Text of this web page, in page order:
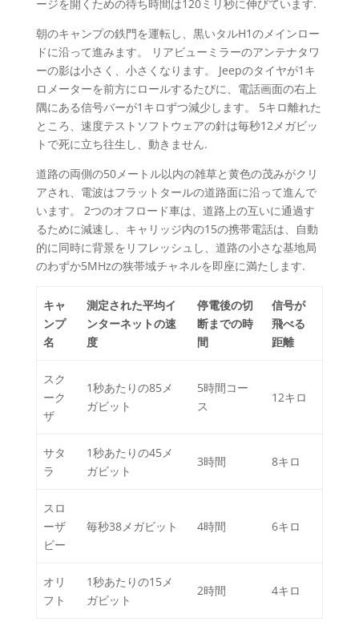
ージを開くための待ち時間は120ミリ秒に伸びています.
朝のキャンプの鉄門を運転し、黒いタルH1のメインロー
ドに沿って進みます。 リアビューミラーのアンテナタワ
ーの影は小さく、小さくなります。 Jeepのタイヤが1キ
ロメーターを前方にロールするたびに、電話画面の右上
隅にある信号バーが1キロずつ減少します。 5キロ離れた
ところ、速度テストソフトウェアの針は毎秒12メガビッ
トで死に立ち往生し、動きません.
道路の両側の50メートル以内の雑草と黄色の茂みがクリ
アされ、電波はフラットタールの道路面に沿って進んで
います。 2つのオフロード車は、道路上の互いに通過す
るために減速し、キャリッジ内の15の携帯電話は、自動
的に同時に背景をリフレッシュし、道路の小さな基地局
のわずか5MHzの狭帯域チャネルを即座に満たします.
キャ
ンプ
名
測定された平均イ
ンターネットの速
度
停電後の切
断までの時
間
信号が
飛べる
距離
スク
ーク
ザ
1秒あたりの85メ
ガビット
5時間コー
ス
12キロ
サタ
ラ
1秒あたりの45メ
ガビット
3時間 8キロ
スロ
ーザ
ビー
毎秒38メガビット 4時間 6キロ
オリ
フト
1秒あたりの15メ
ガビット
2時間 4キロ